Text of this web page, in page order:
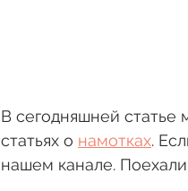
В сегодняшней
статьях о намотках.
нашем канале.